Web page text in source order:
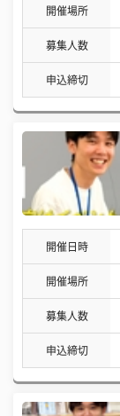
開催場所
募集人数
申込締切
開催日時
開催場所
募集人数
申込締切